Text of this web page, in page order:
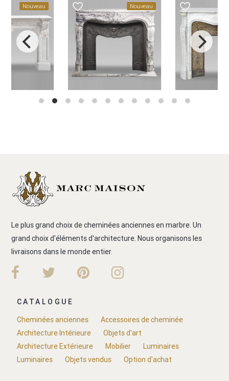
Nouveau favorite_border Nouveau favorite_border
Le plus grand choix de cheminées anciennes en marbre. Un
grand choix d'éléments d'architecture. Nous organisons les
livraisons dans le monde entier.
CATALOGUE
Cheminées anciennes
Accessoires de cheminée
Architecture Intérieure
Objets d'art
Architecture Extérieure
Mobilier
Luminaires
Luminaires
Objets vendus Option d'achat